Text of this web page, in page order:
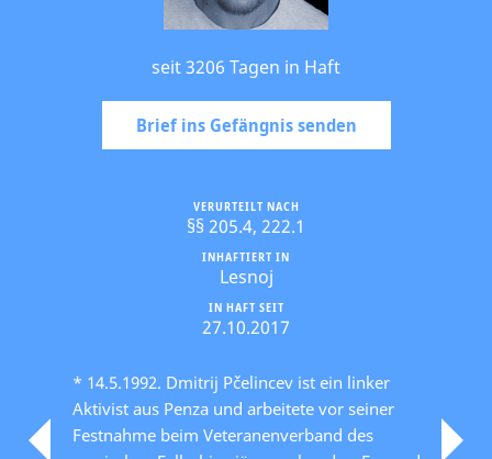
seit 3206 Tagen in Haft
Brief ins Gefängnis senden
IN HAFT SEIT
27.10.2017
INHAFTIERT IN
Lesnoj
VERURTEILT NACH
§§ 205.4, 222.1
* 14.5.1992. Dmitrij Pčelincev ist ein linker
Aktivist aus Penza und arbeitete vor seiner
Festnahme beim Veteranenverband des